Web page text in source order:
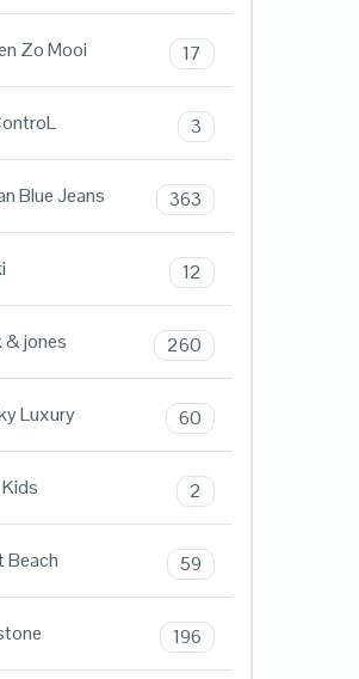
Zo Mooi 17
3
Blue Jeans 363
12
& jones 260
Luxury 60
2
Beach 59
196